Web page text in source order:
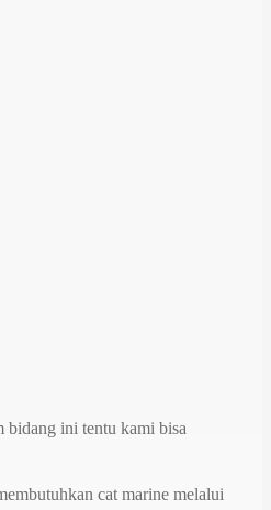
bidang ini tentu kami bisa
cat marine melalui